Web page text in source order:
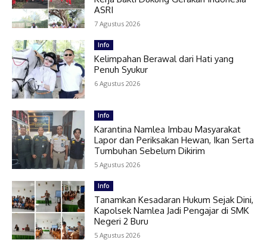
ASRI
7 Agustus 2026
Info
Kelimpahan Berawal dari Hati yang
Penuh Syukur
6 Agustus 2026
Info
Karantina Namlea Imbau Masyarakat
Lapor dan Periksakan Hewan, Ikan Serta
Tumbuhan Sebelum Dikirim
5 Agustus 2026
Info
Tanamkan Kesadaran Hukum Sejak Dini,
Kapolsek Namlea Jadi Pengajar di SMK
Negeri 2 Buru
5 Agustus 2026